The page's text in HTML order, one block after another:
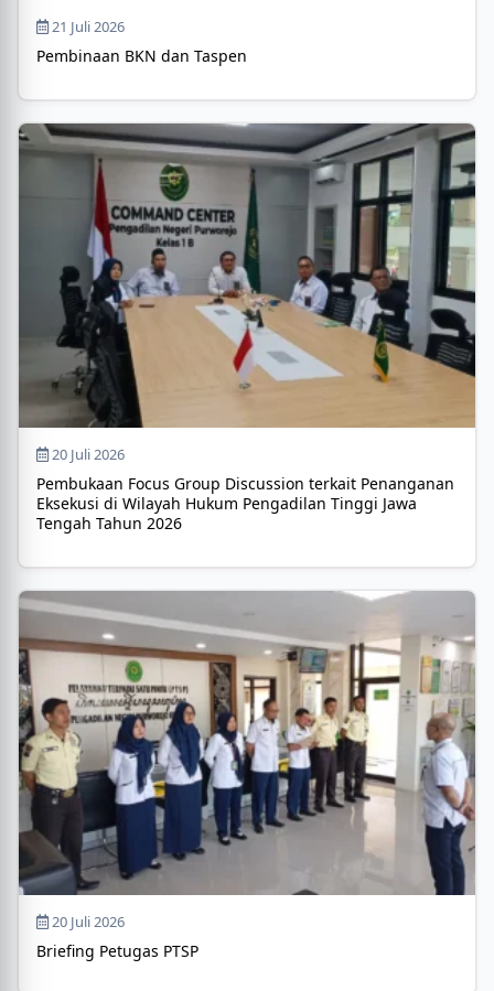
21 Juli 2026
Pembinaan BKN dan Taspen
20 Juli 2026
Pembukaan Focus Group Discussion terkait Penanganan
Eksekusi di Wilayah Hukum Pengadilan Tinggi Jawa
Tengah Tahun 2026
20 Juli 2026
Briefing Petugas PTSP